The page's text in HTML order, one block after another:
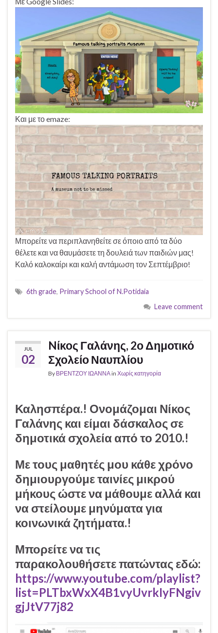
Και με το emaze:
Μπορείτε να περιπλανηθείτε σε όποιο από τα δύο
θέλετε και να θαυμάσετε τη δουλειά των παιδιών μας!
Καλό καλοκαίρι και καλή αντάμωση τον Σεπτέμβριο!
6th grade, Primary School of N.Potidaia
Leave comment
JUL
02
Nίκος Γαλάνης, 2ο Δημοτικό
Σχολείο Ναυπλίου
By ΒΡΕΝΤΖΟΥ ΙΩΑΝΝΑin Χωρίς κατηγορία
Καλησπέρα.! Ονομάζομαι Νίκος
Γαλάνης και είμαι δάσκαλος σε
δημοτικά σχολεία από το 2010.!
Με τους μαθητές μου κάθε χρόνο
δημιουργούμε ταινίες μικρού
μήκους ώστε να μάθουμε αλλά και
να στείλουμε μηνύματα για
κοινωνικά ζητήματα.!
Μπορείτε να τις
παρακολουθήσετε πατώντας εδώ:
https://www.youtube.com/playlist?
list=PLTbxWxX4B1vyUvrkIyFNgiv
gjJtV77j82